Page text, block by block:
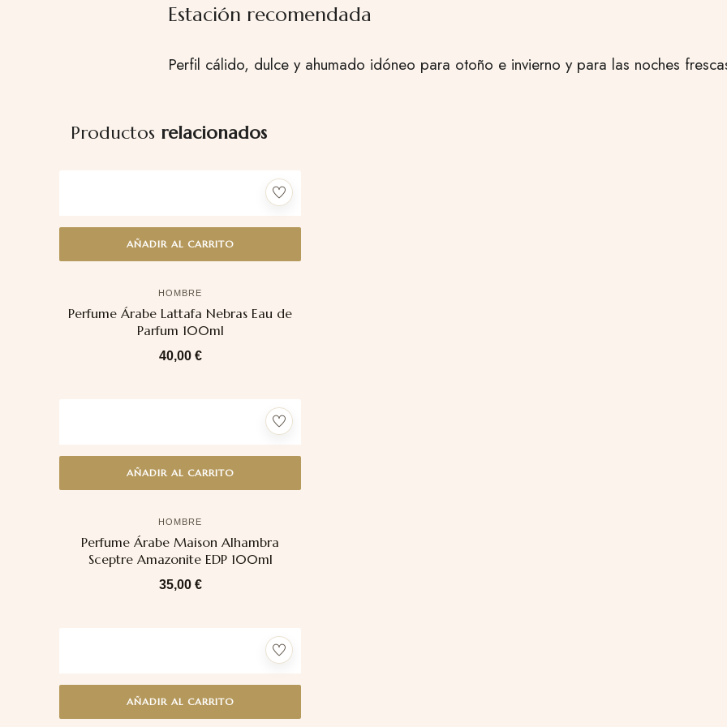
Estación recomendada
Perfil cálido, dulce y ahumado idóneo para otoño e invierno y para las noches
Productos relacionados
AÑADIR AL CARRITO
HOMBRE
Perfume Árabe Lattafa Nebras Eau de
Parfum 100ml
40,00 €
AÑADIR AL CARRITO
HOMBRE
Perfume Árabe Maison Alhambra
Sceptre Amazonite EDP 100ml
35,00 €
AÑADIR AL CARRITO